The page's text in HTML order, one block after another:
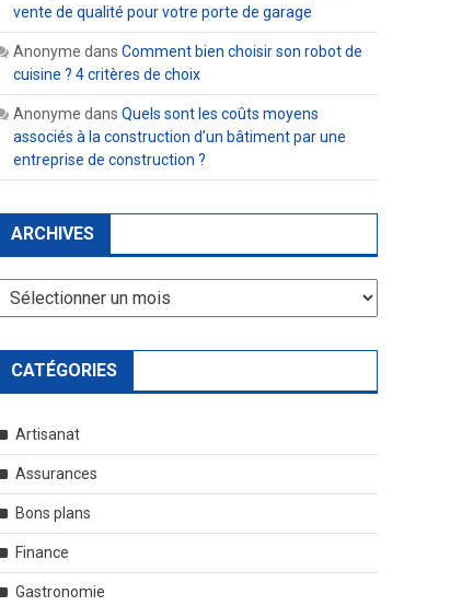
vente de qualité pour votre porte de garage
Anonyme dans Comment bien choisir son robot de
cuisine ? 4 critères de choix
Anonyme dans Quels sont les coûts moyens
associés à la construction d’un bâtiment par une
entreprise de construction ?
ARCHIVES
Archives
CATÉGORIES
Artisanat
Assurances
Bons plans
Finance
Gastronomie